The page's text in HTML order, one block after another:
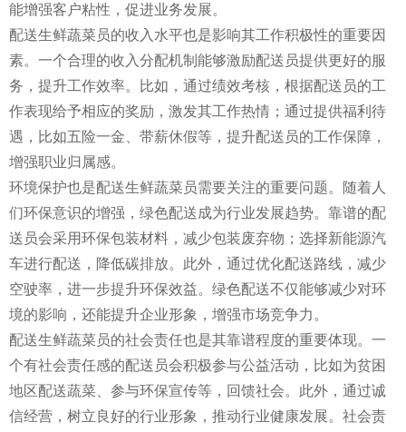
能增强客户粘性，促进业务发展。
配送生鲜蔬菜员的收入水平也是影响其工作积极性的重要因
素。一个合理的收入分配机制能够激励配送员提供更好的服
务，提升工作效率。比如，通过绩效考核，根据配送员的工
作表现给予相应的奖励，激发其工作热情；通过提供福利待
遇，比如五险一金、带薪休假等，提升配送员的工作保障，
增强职业归属感。
环境保护也是配送生鲜蔬菜员需要关注的重要问题。随着人
们环保意识的增强，绿色配送成为行业发展趋势。靠谱的配
送员会采用环保包装材料，减少包装废弃物；选择新能源汽
车进行配送，降低碳排放。此外，通过优化配送路线，减少
空驶率，进一步提升环保效益。绿色配送不仅能够减少对环
境的影响，还能提升企业形象，增强市场竞争力。
配送生鲜蔬菜员的社会责任也是其靠谱程度的重要体现。一
个有社会责任感的配送员会积极参与公益活动，比如为贫困
地区配送蔬菜、参与环保宣传等，回馈社会。此外，通过诚
信经营，树立良好的行业形象，推动行业健康发展。社会责